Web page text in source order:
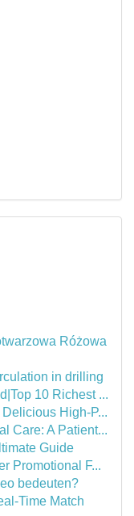
Różowa
in drilling
10 Richest ...
High-P...
Care: A Patient...
Guide
Promotional F...
bedeuten?
Time Match